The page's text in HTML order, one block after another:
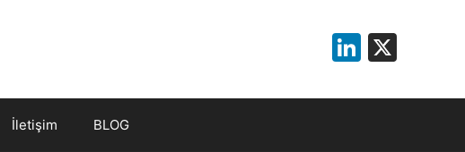
İletişim BLOG